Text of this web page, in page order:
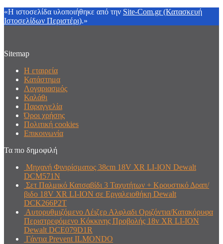
«Η ιστοσελίδα υλοποιήθηκε από την Site-Com.gr (Κατασκευή
Ιστοσελίδων Περιστέρι).»
Sitemap
Η εταιρεία
Κατάστημα
Λογαριασμός
Καλάθι
Παραγγελία
Όροι χρήσης
Πολιτική cookies
Επικοινωνία
Τα πιο δημοφιλή
Μηχανή Φινιρίσματος 38cm 18V XR LI-ION Dewalt
DCM571N
Σετ Παλμικό Κατσαβίδι 3 Ταχυτήτων + Κρουστικό Δραπ/
βιδο 18V XR LI-ION σε Εργαλειοθήκη Dewalt
DCK266P2T
Αυτορυθμιζόμενο Λέιζερ Αλφλαδι Οριζόντια/Κατακόρυφα
Περιστρεφόμενο Κόκκινης Προβολής 18v XR LI-ION
Dewalt DCE079D1R
Γάντια Prevent ILMONDO